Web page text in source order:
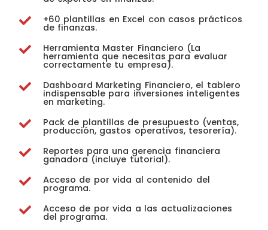
+60 plantillas en Excel con casos prácticos
de finanzas.
Herramienta Master Financiero (La
herramienta que necesitas para evaluar
correctamente tu empresa).
Dashboard Marketing Financiero, el tablero
indispensable para inversiones inteligentes
en marketing.
Pack de plantillas de presupuesto (ventas,
producción, gastos operativos, tesorería).
Reportes para una gerencia financiera
ganadora (incluye tutorial).
Acceso de por vida al contenido del
programa.
Acceso de por vida a las actualizaciones
del programa.